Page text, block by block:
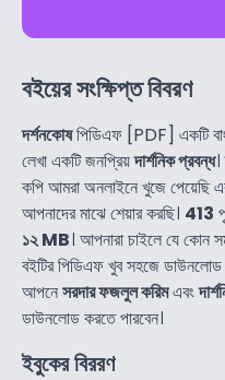
বইয়ের সংক্ষিপ্ত বিবরণ
দর্শনকোষপিডিএফ [PDF] একটি
লেখা একটি জনপ্রিয়দার্শনিক প্রবন্ধ।
কপি আমরা অনলাইনে খুজে পেয়েছি
আপনাদের মাঝে শেয়ার করছি। 413
১২ MB। আপনারা চাইলে যে কোন
বইটির পিডিএফ খুব সহজে
আপনেসরদার ফজলুল করিমএবং
ডাউনলোড করতে পারবেন।
ইবুকের বিররণ